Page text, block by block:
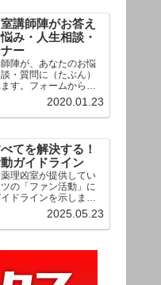
室講師陣がお答え
み・人生相談・
ー
陣が、あなたのお悩
・質問に（たぶん）
す。フォームからお
いた相談は、順次、動
開される予定（時期未
ぞお気軽にご質問く
2020.01.23
てを解決する！
ガイドライン
理凶室が提供してい
の「ファン活動」に
ドラインを示しま
の場合は当ガイドライ
て頂けますよう、よろ
し上げます。
2025.05.23